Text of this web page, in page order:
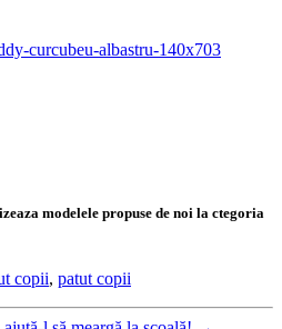
modelele propuse de noi la ctegoria
copii, patut copii